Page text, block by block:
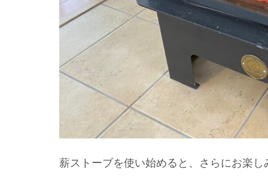
薪ストーブを使い始めると、さらにお楽し